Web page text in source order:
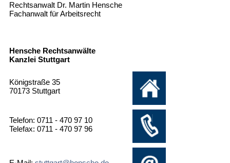
Rechtsanwalt Dr. Martin Hensche
Fachanwalt für Arbeitsrecht
Hensche Rechtsanwälte
Kanzlei Stuttgart
Königstraße 35
70173 Stuttgart
Telefon: 0711 - 470 97 10
Telefax: 0711 - 470 97 96